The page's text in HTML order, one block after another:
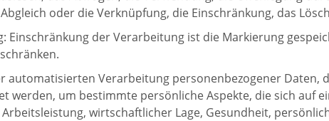
oder die Verknüpfung, die Einschränkung, das
der Verarbeitung ist die Markierung
Verarbeitung personenbezogener Daten,
werden, um bestimmte persönliche Aspekte, die sich auf
wirtschaftlicher Lage, Gesundheit,